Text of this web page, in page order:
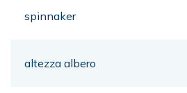
spinnaker
altezza albero